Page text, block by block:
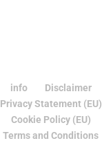
info
Disclaimer
Privacy Statement (EU)
Cookie Policy (EU)
Terms and Conditions